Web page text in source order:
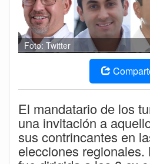
Foto: Twitter
El mandatario de los
una invitación a
sus contrincantes en
elecciones